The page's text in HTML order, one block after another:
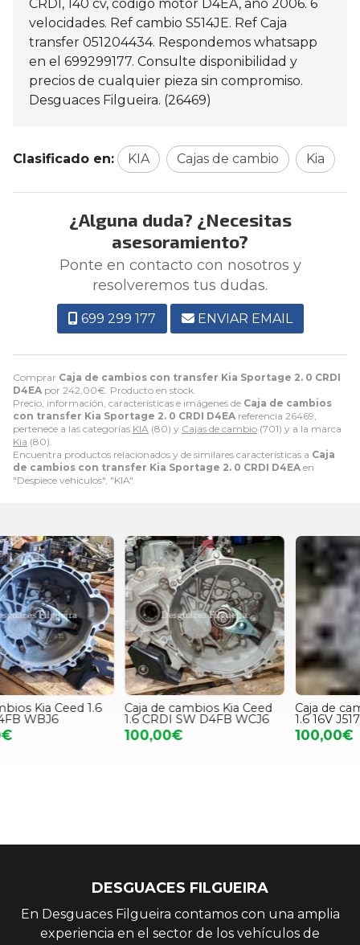
Comprar Caja de cambios con transfer Kia Sportage 2. 0 CRDI
D4EA por 242,00€ . Producto en stock.
Precio, información, características e imágenes de Caja de cambios
con transfer Kia Sportage 2. 0 CRDI D4EA referencia 26469,
pertenece a las categorías KIA (80) y Cajas de cambio (701) y a la marca
Kia (80).
Encuentra productos relacionados y de similares características a Caja
de cambios con transfer Kia Sportage 2. 0 CRDI D4EA en
"Despiece vehiculos", "KIA".
CRDI, 140 cv, codigo motor D4EA, año 2006. 6
velocidades. Ref cambio S514JE. Ref Caja
transfer 051204434. Respondemos whatsapp
en el 699299177. Consulte disponibilidad y
precios de cualquier pieza sin compromiso.
Desguaces Filgueira. (26469)
Clasificado en: KIA Cajas de cambio Kia
¿Alguna duda? ¿Necesitas
asesoramiento?
Ponte en contacto con nosotros y
resolveremos tus dudas.
699 299 177 ENVIAR EMAIL
Caja de cambios Kia Ceed
1.6 CRDI SW D4FB WCJ6
Caja de cambios Kia Cerato
1.6 16V J51783
DESGUACES FILGUEIRA
En Desguaces Filgueira contamos con una amplia
experiencia en el sector de los vehículos de